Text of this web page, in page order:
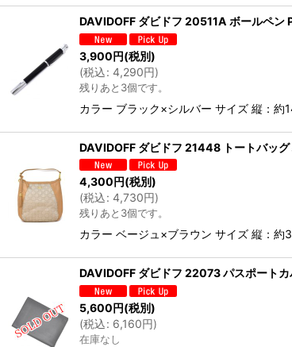
DAVIDOFF ダビドフ 20511A ボールペン
3,900円(税別)
(税込: 4,290円)
残りあと3個です。
カラー ブラック×シルバー サイズ 縦：
DAVIDOFF ダビドフ 21448 トートバッ
4,300円(税別)
(税込: 4,730円)
残りあと3個です。
カラー ベージュ×ブラウン サイズ 縦：
DAVIDOFF ダビドフ 22073 パスポート
5,600円(税別)
(税込: 6,160円)
在庫なし